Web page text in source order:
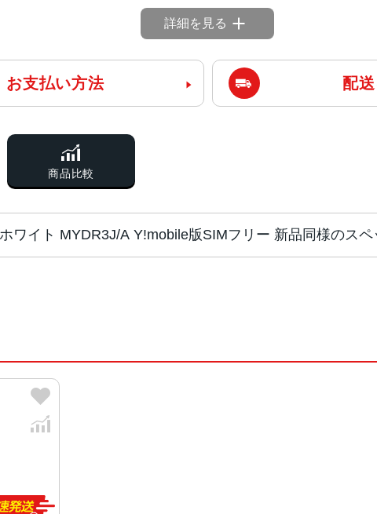
詳細を見る
お支払い方法 配
商品比較
ワイト MYDR3J/A Y!mobile版SIMフリー 新品同様のスペ
ブラック、ホワイト、ピンク、ティール、ウルトラマリン
128GB、256GB、512GB